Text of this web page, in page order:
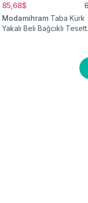
85,68$
Modamihram Taba Kürk
Yakalı Beli Bağcıklı